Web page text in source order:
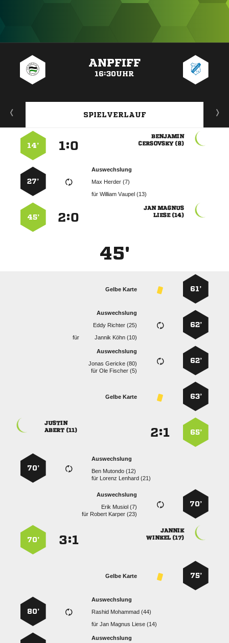
ANPFIFF
16:30UHR
SPIELVERLAUF

 
:
14’
Auswechslung
  
für  
27’
 
 
:
45’
45'
61’
Gelbe Karte
62’
Auswechslung
  
für
  
62’
Auswechslung
  
für  
63’
Gelbe Karte
65’
:

 
Auswechslung
  
für   
70’
70’
Auswechslung
  
für   

 
:
70’
75’
Gelbe Karte
Auswechslung
  
für   
80’
Auswechslung